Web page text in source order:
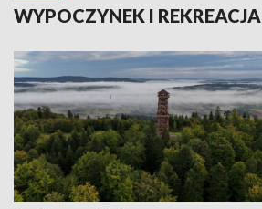
WYPOCZYNEK I REKREACJA